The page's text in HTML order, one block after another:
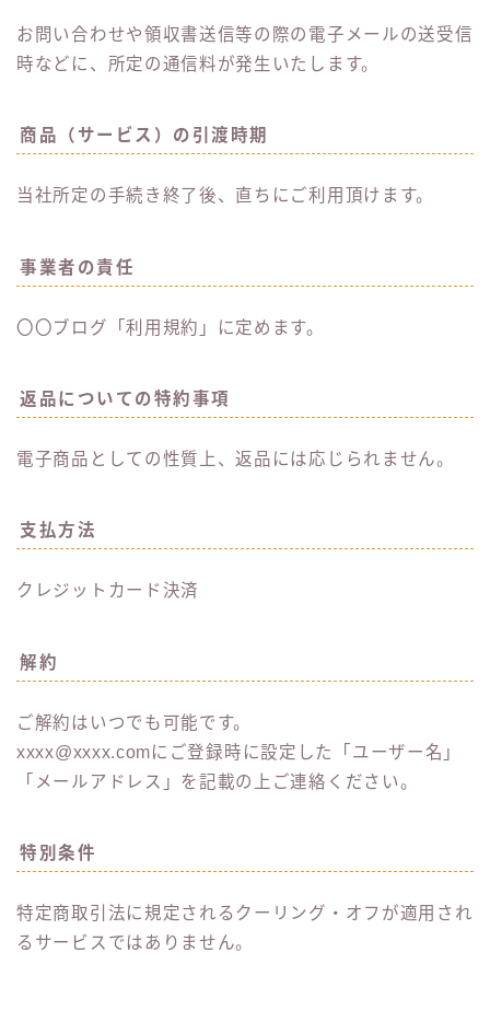
お問い合わせや領収書送信等の際の電子メールの送受信
時などに、所定の通信料が発生いたします。
商品（サービス）の引渡時期
当社所定の手続き終了後、直ちにご利用頂けます。
事業者の責任
〇〇ブログ「利用規約」に定めます。
返品についての特約事項
電子商品としての性質上、返品には応じられません。
支払方法
クレジットカード決済
解約
ご解約はいつでも可能です。
xxxx@xxxx.comにご登録時に設定した「ユーザー名」
「メールアドレス」を記載の上ご連絡ください。
特別条件
特定商取引法に規定されるクーリング・オフが適用され
るサービスではありません。